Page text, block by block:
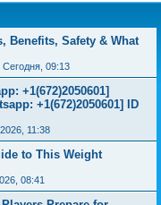
Benefits, Safety & What
Сегодня, 09:13
+1(672)2050601]
+1(672)2050601] ID
11:38
to This Weight
08:41